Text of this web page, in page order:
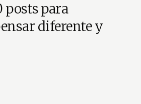
posts para
diferente y